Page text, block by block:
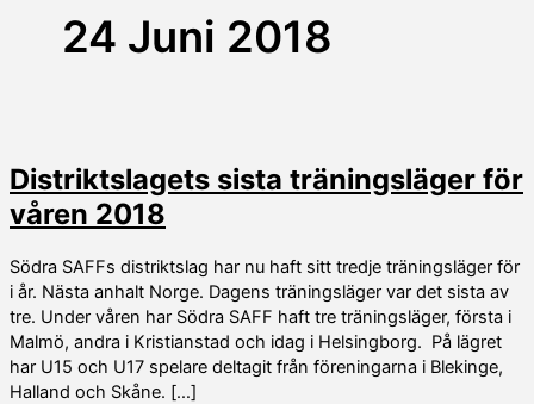
24 Juni 2018
Distriktslagets sista träningsläger för
våren 2018
Södra SAFFs distriktslag har nu haft sitt tredje träningsläger för
i år. Nästa anhalt Norge. Dagens träningsläger var det sista av
tre. Under våren har Södra SAFF haft tre träningsläger, första i
Malmö, andra i Kristianstad och idag i Helsingborg. På lägret
har U15 och U17 spelare deltagit från föreningarna i Blekinge,
Halland och Skåne. […]